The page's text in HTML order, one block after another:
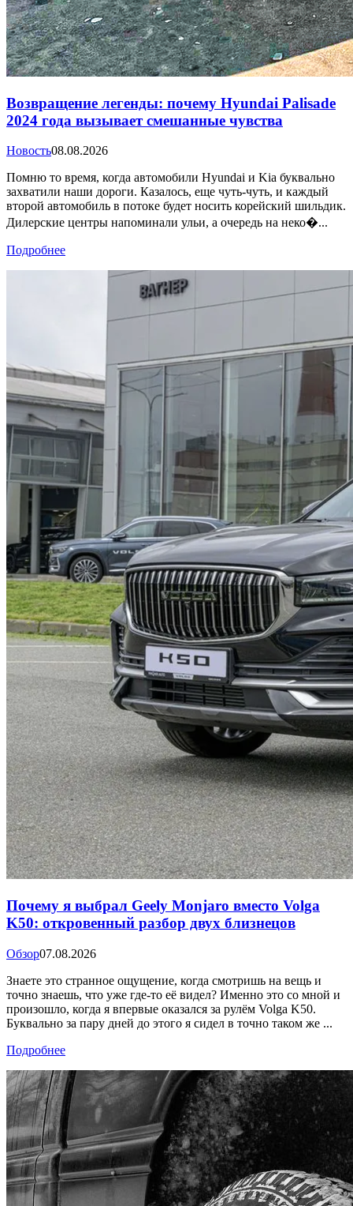
Возвращение легенды: почему Hyundai Palisade
2024 года вызывает смешанные чувства
Новость08.08.2026
Помню то время, когда автомобили Hyundai и Kia буквально
захватили наши дороги. Казалось, еще чуть-чуть, и каждый
второй автомобиль в потоке будет носить корейский шильдик.
Дилерские центры напоминали ульи, а очередь на неко�...
Подробнее
Почему я выбрал Geely Monjaro вместо Volga
K50: откровенный разбор двух близнецов
Обзор07.08.2026
Знаете это странное ощущение, когда смотришь на вещь и
точно знаешь, что уже где-то её видел? Именно это со мной и
произошло, когда я впервые оказался за рулём Volga K50.
Буквально за пару дней до этого я сидел в точно таком же ...
Подробнее